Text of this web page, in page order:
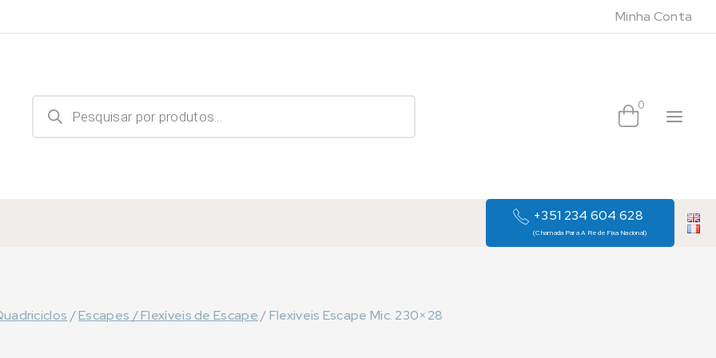
Minha Conta
Products
search 0
+351 234 604 628
(Chamada Para A Rede Fixa Nacional)
/Escapes / Flexíveis de Escape /Flexiveis Escape Mic. 230×28